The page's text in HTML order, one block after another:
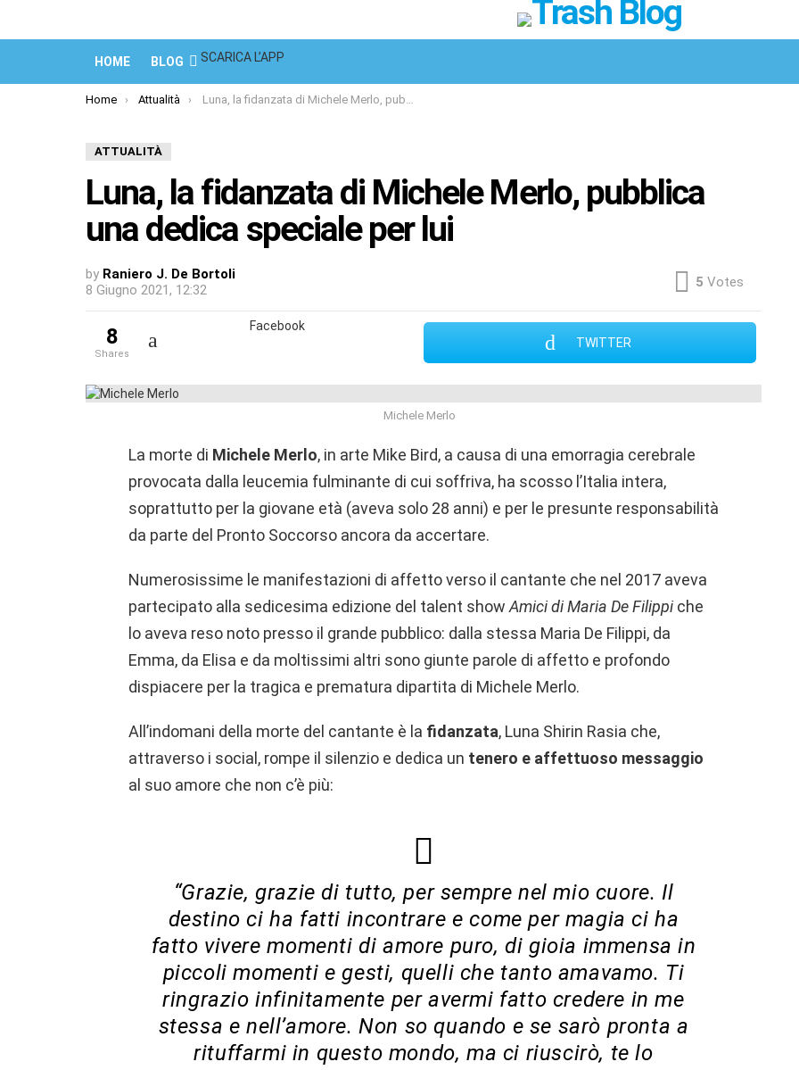
HOME BLOG SCARICA L’APP
Facebook
Twitter
Instagram
Spotify
TikTok
You are here:
Home Attualità Luna, la fidanzata di Michele Merlo, pubblica una dedica speciale per lui
ATTUALITÀ
Luna, la fidanzata di Michele Merlo, pubblica
una dedica speciale per lui
by Raniero J. De Bortoli
8 Giugno 2021, 12:32
5 Votes
8
shares
Facebook
TWITTER
Michele Merlo
La morte di Michele Merlo, in arte Mike Bird, a causa di una emorragia cerebrale
provocata dalla leucemia fulminante di cui soffriva, ha scosso l’Italia intera,
soprattutto per la giovane età (aveva solo 28 anni) e per le presunte responsabilità
da parte del Pronto Soccorso ancora da accertare.
Numerosissime le manifestazioni di affetto verso il cantante che nel 2017 aveva
partecipato alla sedicesima edizione del talent show Amici di Maria De Filippiche
lo aveva reso noto presso il grande pubblico: dalla stessa Maria De Filippi, da
Emma, da Elisa e da moltissimi altri sono giunte parole di affetto e profondo
dispiacere per la tragica e prematura dipartita di Michele Merlo.
All’indomani della morte del cantante è la fidanzata, Luna Shirin Rasia che,
attraverso i social, rompe il silenzio e dedica un tenero e affettuoso messaggio
al suo amore che non c’è più:
“Grazie, grazie di tutto, per sempre nel mio cuore. Il
destino ci ha fatti incontrare e come per magia ci ha
fatto vivere momenti di amore puro, di gioia immensa in
piccoli momenti e gesti, quelli che tanto amavamo. Ti
ringrazio infinitamente per avermi fatto credere in me
stessa e nell’amore. Non so quando e se sarò pronta a
rituffarmi in questo mondo, ma ci riuscirò, te lo